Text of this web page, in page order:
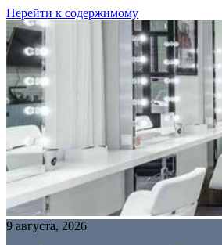
Перейти к содержимому
9 августа, 2026